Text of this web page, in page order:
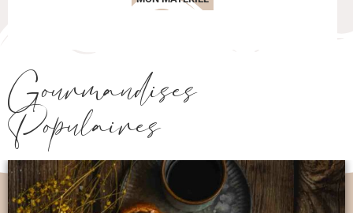
Gourmandises
Populaires